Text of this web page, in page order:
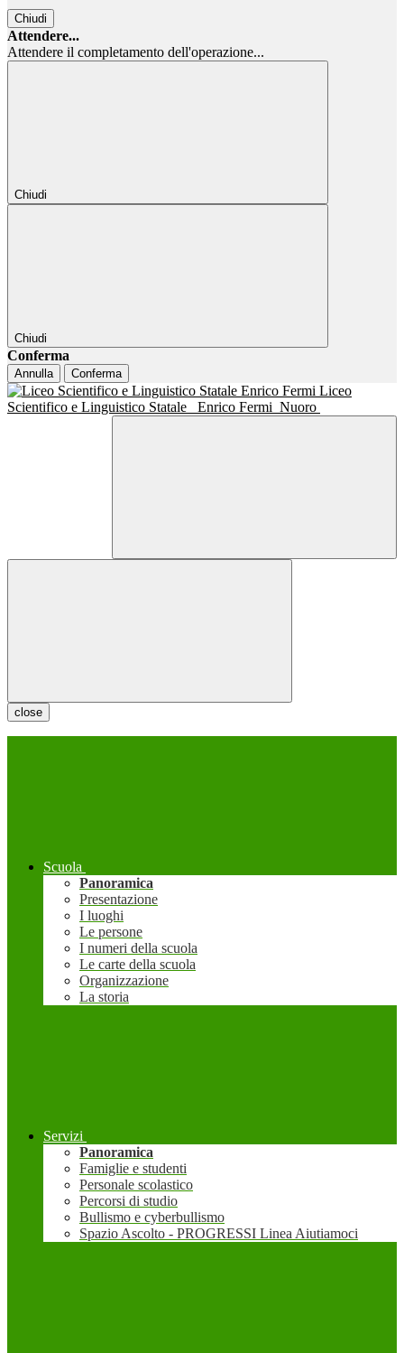
Chiudi
Attendere...
Attendere il completamento dell'operazione...
Chiudi
Chiudi
Conferma
Annulla Conferma
Liceo
Scientifico e Linguistico Statale
Enrico Fermi Nuoro
close
Scuola
Panoramica
Presentazione
I luoghi
Le persone
I numeri della scuola
Le carte della scuola
Organizzazione
La storia
Servizi
Panoramica
Famiglie e studenti
Personale scolastico
Percorsi di studio
Bullismo e cyberbullismo
Spazio Ascolto - PROGRESSI Linea Aiutiamoci